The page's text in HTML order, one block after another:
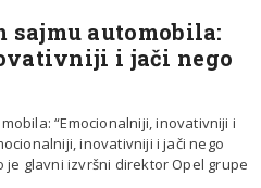
sajmu automobila:
i jači nego
“Emocionalniji, inovativniji i
inovativniji i jači nego
je glavni izvršni direktor Opel grupe